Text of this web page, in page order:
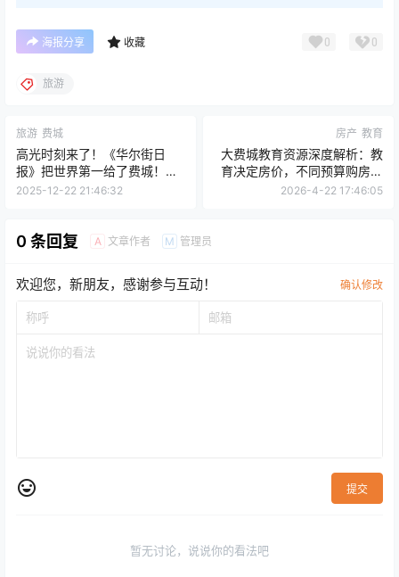
海报分享 收藏 0 0
旅游
旅游 费城
高光时刻来了！《华尔街日
报》把世界第一给了费城！
2026年全球旅行必去十大目的
2025-12-22 21:46:32
房产 教育
大费城教育资源深度解析：教
育决定房价，不同预算购房策
略（附推荐区域）
2026-4-22 17:46:05
0 条回复 A 文章作者 M 管理员
欢迎您，新朋友，感谢参与互动！ 确认修改
提交
暂无讨论，说说你的看法吧